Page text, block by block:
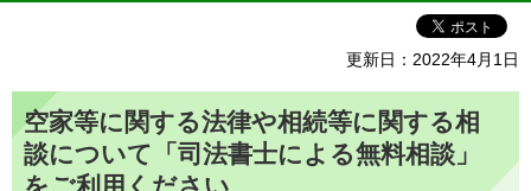
更新日：2022年4月1日
空家等に関する法律や相続等に関する相
談について「司法書士による無料相談」